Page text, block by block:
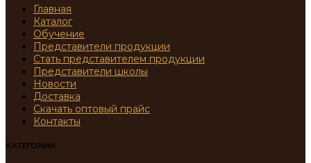
Главная
Каталог
Обучение
Представители продукции
Стать представителем продукции
Представители школы
Новости
Доставка
Скачать оптовый прайс
Контакты
КАТЕГОРИИ